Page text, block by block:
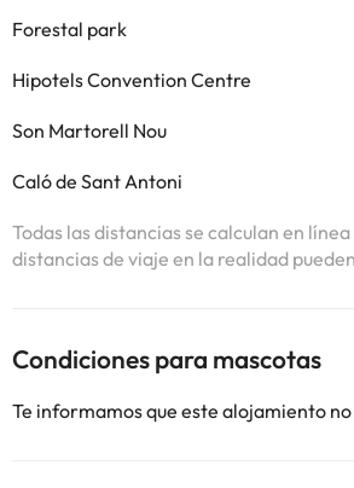
Forestal park
Hipotels Convention Centre
Son Martorell Nou
Caló de Sant Antoni
Todas las distancias se calculan en
distancias de viaje en la realidad
Condiciones para mascotas
Te informamos que este alojamiento